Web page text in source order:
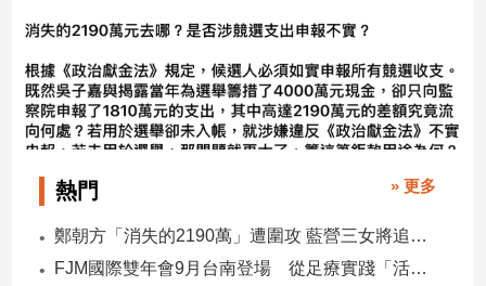
熱門 » 更多
鄭朝方「消失的2190萬」遭圍攻 藍營三女將追金流 拿出還款證明
FJM國際雙年會9月台南登場 從足療實踐「活出愛」